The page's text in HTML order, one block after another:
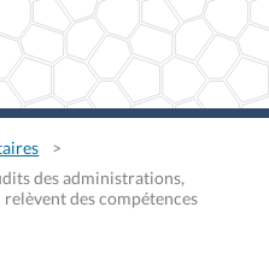
des administrations,
des compétences